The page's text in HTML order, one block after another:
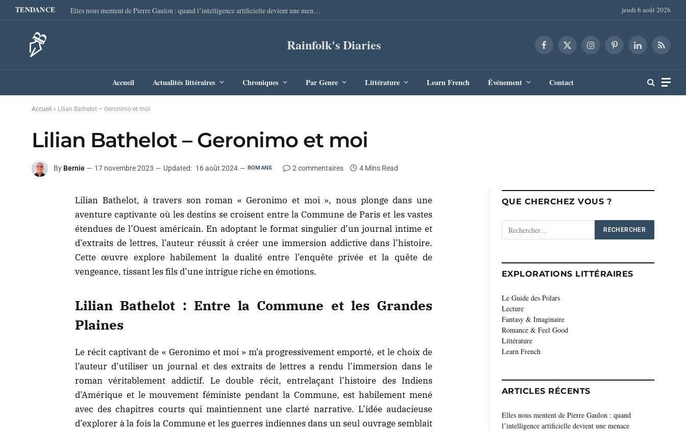
TENDANCE Elles nous mentent de Pierre Gaulon : quand l’intelligence artificielle devient une menace redoutable jeudi 6 août 2026
Rainfolk's Diaries Facebook
X
InstagramPinterestLinkedInRSS
Accueil Actualités littéraires Chroniques Par Genre Littérature Learn French Événement Contact
Accueil » Lilian Bathelot – Geronimo et moi
Lilian Bathelot – Geronimo et moi
By Bernie 17 novembre 2023 Updated: 16 août 2024 ROMANS 2 commentaires 4 Mins Read
Lilian Bathelot, à travers son roman « Geronimo et moi », nous plonge dans une
aventure captivante où les destins se croisent entre la Commune de Paris et les vastes
étendues de l’Ouest américain. En adoptant le format singulier d’un journal intime et
d’extraits de lettres, l’auteur réussit à créer une immersion addictive dans l’histoire.
Cette œuvre explore habilement la dualité entre l’enquête privée et la quête de
vengeance, tissant les fils d’une intrigue riche en émotions.
Lilian Bathelot : Entre la Commune et les Grandes
Plaines
Le récit captivant de « Geronimo et moi » m’a progressivement emporté, et le choix de
l’auteur d’utiliser un journal et des extraits de lettres a rendu l’immersion dans le
roman véritablement addictif. Le double récit, entrelaçantl’histoire des Indiens
d’Amérique et le mouvement féministe pendant la Commune, est habilement mené
avec des chapitres courts qui maintiennent une clarté narrative. L’idée audacieuse
d’explorer à la fois la Commune et les guerres indiennes dans un seul ouvrage semblait
QUE CHERCHEZ VOUS ?
EXPLORATIONS LITTÉRAIRES
Le Guide des Polars
Lecture
Fantasy & Imaginaire
Romance & Feel Good
Littérature
Learn French
ARTICLES RÉCENTS
Elles nous mentent de Pierre Gaulon : quand
l’intelligence artificielle devient une menace